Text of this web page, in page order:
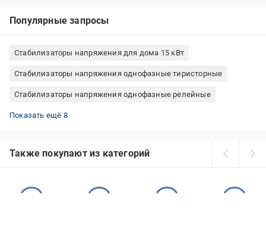
Популярные запросы
Стабилизаторы напряжения для дома 15 кВт
Стабилизаторы напряжения однофазные тиристорные
Стабилизаторы напряжения однофазные релейные
Стабилизаторы напряжения для дома навесные
Стабилизаторы напряжения для дома релейные
Стабилизаторы напряжения для дома 5 кВт
Стабилизаторы напряжения однофазные навесные
Стабилизаторы напряжения для дома трехфазные
Стабилизаторы напряжения для дома симисторные
Стабилизаторы напряжения для дома однофазные
Стабилизаторы напряжения для дома тиристорные
Показать ещё 8
Также покупают из категорий